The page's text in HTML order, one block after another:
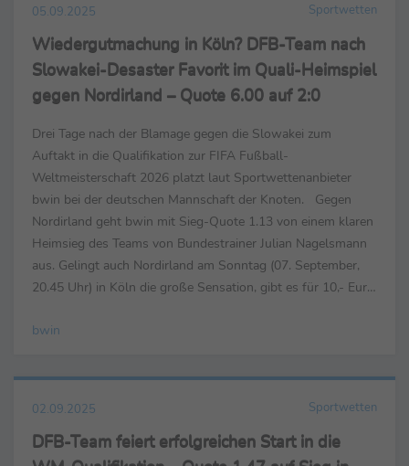
05.09.2025 Sportwetten
Wiedergutmachung in Köln? DFB-Team nach
Slowakei-Desaster Favorit im Quali-Heimspiel
gegen Nordirland – Quote 6.00 auf 2:0
Drei Tage nach der Blamage gegen die Slowakei zum
Auftakt in die Qualifikation zur FIFA Fußball-
Weltmeisterschaft 2026 platzt laut Sportwettenanbieter
bwin bei der deutschen Mannschaft der Knoten. Gegen
Nordirland geht bwin mit Sieg-Quote 1.13 von einem klaren
Heimsieg des Teams von Bundestrainer Julian Nagelsmann
aus. Gelingt auch Nordirland am Sonntag (07. September,
20.45 Uhr) in Köln die große Sensation, gibt es für 10,- Euro
bwin
02.09.2025 Sportwetten
DFB-Team feiert erfolgreichen Start in die